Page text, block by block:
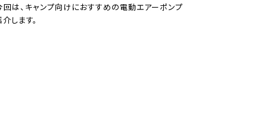
回は、キャンプ向けにおすすめの電動エアーポンプ
します。